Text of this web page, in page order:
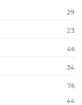
29
23
46
34
76
44